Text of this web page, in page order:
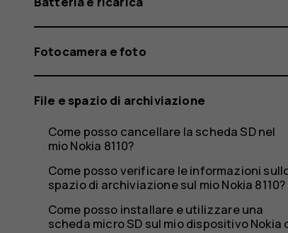
dal
mio
Fotocamera e foto
File e spazio di archiviazione
Come posso cancellare la scheda SD nel
mio Nokia 8110?
Come posso verificare le informazioni
spazio di archiviazione sul mio Nokia 8110?
Come posso installare e utilizzare una
scheda micro SD sul mio dispositivo Nokia